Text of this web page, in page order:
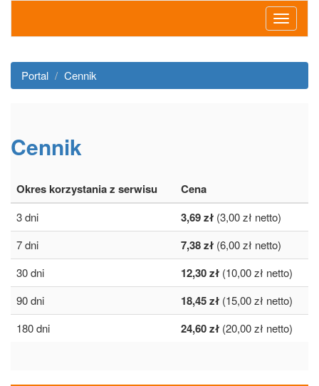
Portal Cennik
Cennik
Okres korzystania z serwisu Cena
3 dni 3,69 zł (3,00 zł netto)
7 dni
7,38 zł (6,00 zł netto)
30 dni
12,30 zł (10,00 zł netto)
90 dni
18,45 zł (15,00 zł netto)
180 dni
24,60 zł (20,00 zł netto)